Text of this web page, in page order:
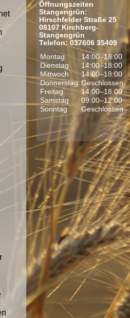
Öffnungszeiten
Stangengrün:
Hirschfelder Straße 25
08107 Kirchberg-
Stangengrün
Telefon: 037606 35409
Montag
14:00–18:00
Dienstag
14:00–18:00
Mittwoch
14:00–18:00
DonnerstagGeschlossen
Freitag
14:00–18:00
Samstag
09:00–12:00
Sonntag
Geschlossen